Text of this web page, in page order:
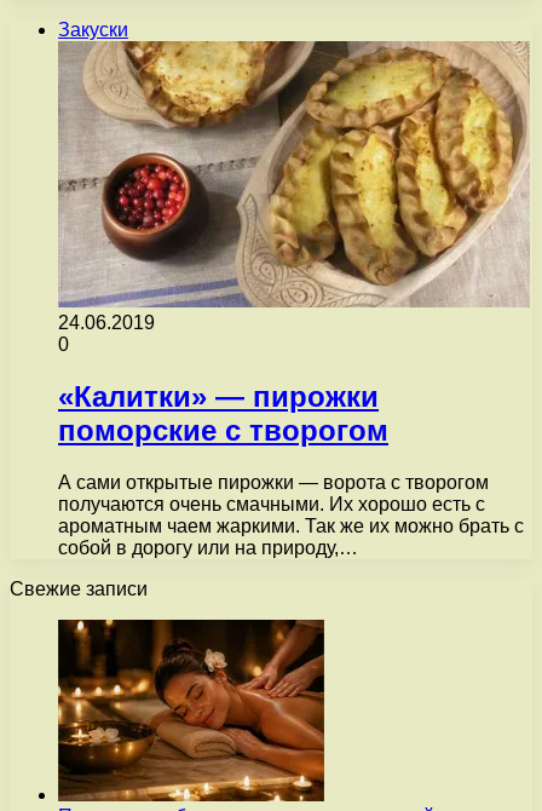
Закуски
24.06.2019
0
«Калитки» — пирожки
поморские с творогом
А сами открытые пирожки — ворота с творогом
получаются очень смачными. Их хорошо есть с
ароматным чаем жаркими. Так же их можно брать с
собой в дорогу или на природу,…
Свежие записи